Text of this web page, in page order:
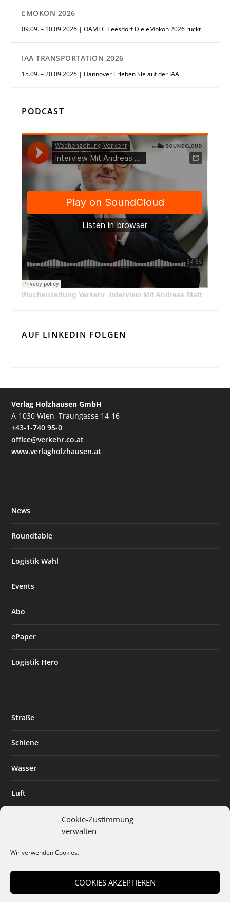
Cookie-Zustimmung
verwalten
Wir verwenden Cookies.
COOKIES AKZEPTIEREN
EMOKON 2026
09.09. – 10.09.2026 | ÖAMTC Teesdorf Die eMokon 2026 rückt
IAA TRANSPORTATION 2026
15.09. – 20.09.2026 | Hannover Erleben Sie auf der IAA
PODCAST
Wochenzeitung Verkehr · Interview Mit Andreas Matthä, CEO der ÖBB Holding
AUF LINKEDIN FOLGEN
Verlag Holzhausen GmbH
A-1030 Wien, Traungasse 14-16
+43-1-740 95-0
office@verkehr.co.at
www.verlagholzhausen.at
News
Roundtable
Logistik Wahl
Events
Abo
ePaper
Logistik Hero
Straße
Schiene
Wasser
Luft
Digitalisierung